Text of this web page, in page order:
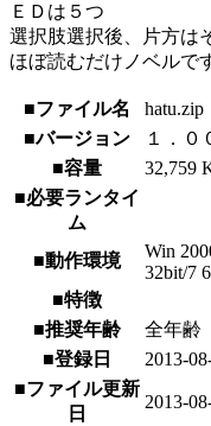
ＥＤは５つ
選択肢選択後、片方は
ほぼ読むだけノベルで
■ファイル名
hatu.zip
■バージョン
１．０
■容量
32,759
■必要ランタイ
ム
■動作環境
Win
32bit/7
■特徴
■推奨年齢
全年齢
■登録日
2013-
■ファイル更新
日
2013-